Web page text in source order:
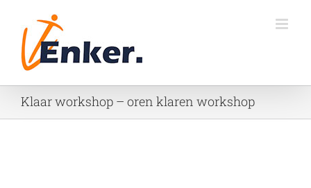
inhoud
Klaar workshop – oren klaren workshop